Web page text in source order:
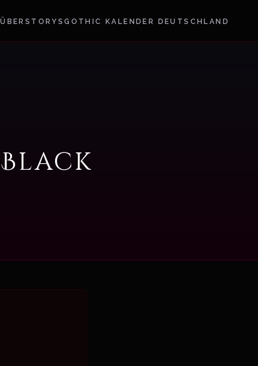
ÜBER STORYSGOTHIC KALENDER DEUTSCHLAND